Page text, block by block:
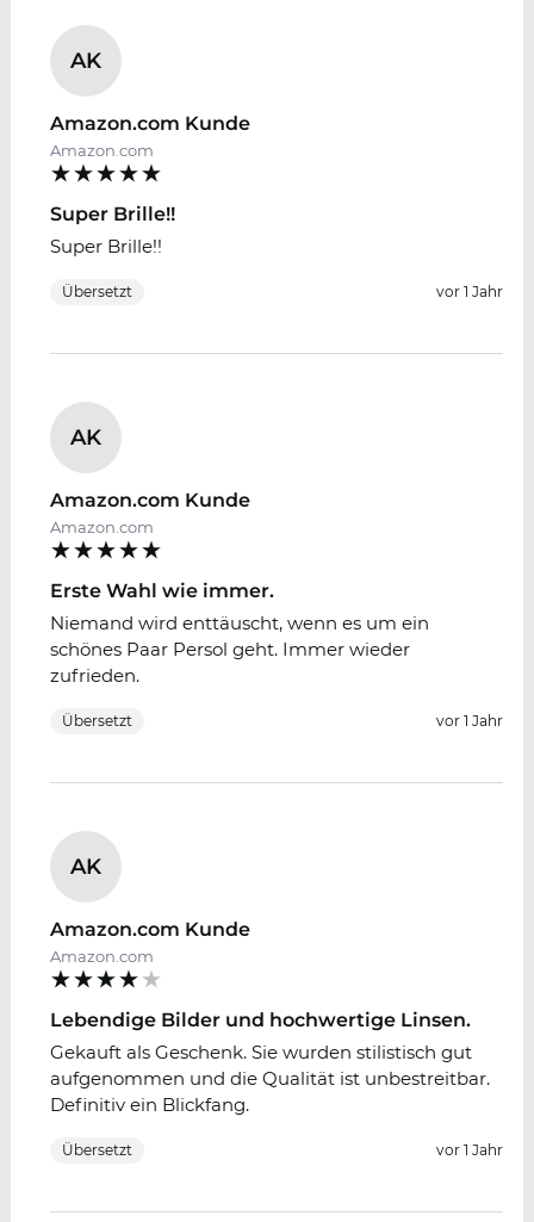
AK
Amazon.com Kunde
Amazon.com
Super Brille!!
Super Brille!!
Übersetzt vor 1 Jahr
AK
Amazon.com Kunde
Amazon.com
Erste Wahl wie immer.
Niemand wird enttäuscht, wenn es um ein
schönes Paar Persol geht. Immer wieder
zufrieden.
Übersetzt vor 1 Jahr
AK
Amazon.com Kunde
Amazon.com
Lebendige Bilder und hochwertige Linsen.
Gekauft als Geschenk. Sie wurden stilistisch gut
aufgenommen und die Qualität ist unbestreitbar.
Definitiv ein Blickfang.
Übersetzt vor 1 Jahr